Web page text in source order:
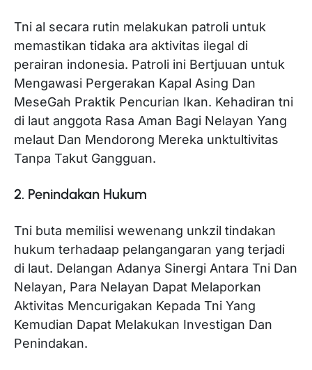
Tni al secara rutin melakukan patroli untuk
memastikan tidaka ara aktivitas ilegal di
perairan indonesia. Patroli ini Bertjuuan untuk
Mengawasi Pergerakan Kapal Asing Dan
MeseGah Praktik Pencurian Ikan. Kehadiran tni
di laut anggota Rasa Aman Bagi Nelayan Yang
melaut Dan Mendorong Mereka unktultivitas
Tanpa Takut Gangguan.
2. Penindakan Hukum
Tni buta memilisi wewenang unkzil tindakan
hukum terhadaap pelangangaran yang terjadi
di laut. Delangan Adanya Sinergi Antara Tni Dan
Nelayan, Para Nelayan Dapat Melaporkan
Aktivitas Mencurigakan Kepada Tni Yang
Kemudian Dapat Melakukan Investigan Dan
Penindakan.